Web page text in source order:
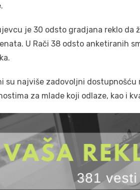
.
je 30 odsto gradjana reklo da
U Rači 38 odsto anketiranih
su najviše zadovoljni
za mlade koji odlaze, kao i